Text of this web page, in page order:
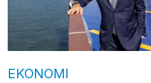
mårtensson
EKONOMI